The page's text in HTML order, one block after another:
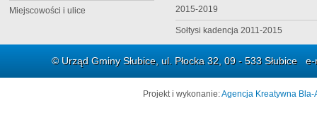
Miejscowości i ulice 2015-2019
Sołtysi kadencja 2011-2015
© Urząd Gminy Słubice, ul. Płocka 32, 09 - 533 Słubice
Projekt i wykonanie:Agencja Kreatywna Bla-